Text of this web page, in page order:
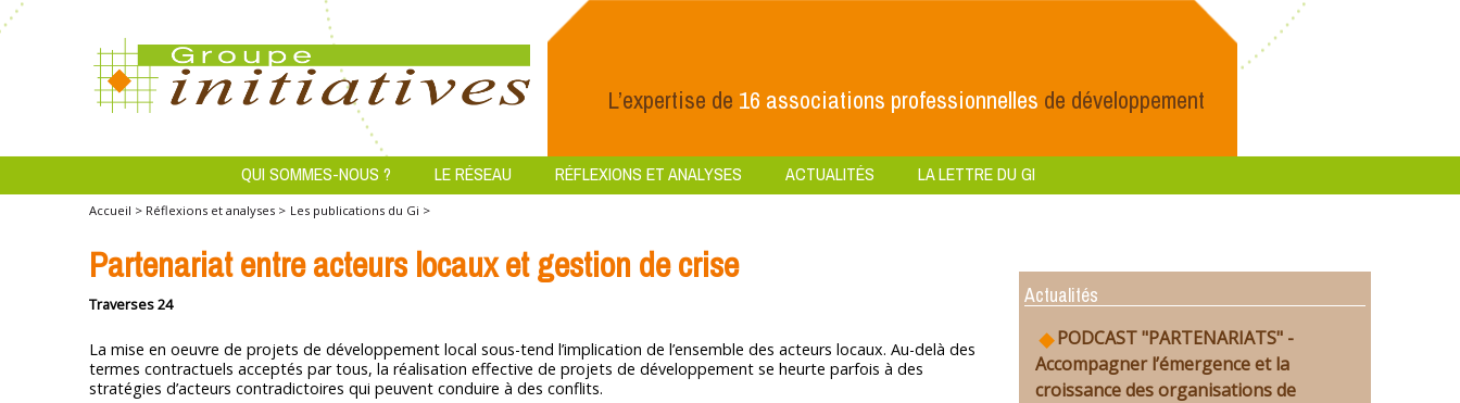
L’expertise de 16 associations professionnelles de développement
QUI SOMMES-NOUS ? LE RÉSEAU RÉFLEXIONS ET ANALYSES ACTUALITÉS LA LETTRE DU GI
Accueil > Réflexions et analyses > Les publications du Gi >
Partenariat entre acteurs locaux et gestion de crise
Traverses 24
La mise en oeuvre de projets de développement local sous-tend l’implication de l’ensemble des acteurs locaux. Au-delà des
termes contractuels acceptés par tous, la réalisation effective de projets de développement se heurte parfois à des
stratégies d’acteurs contradictoires qui peuvent conduire à des conflits.
Actualités
PODCAST "PARTENARIATS" -
Accompagner l’émergence et la
croissance des organisations de